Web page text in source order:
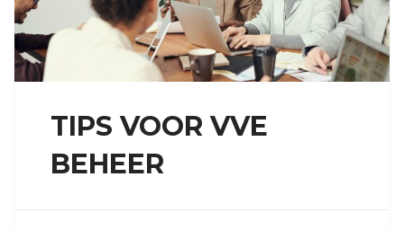
TIPS VOOR VVE
BEHEER